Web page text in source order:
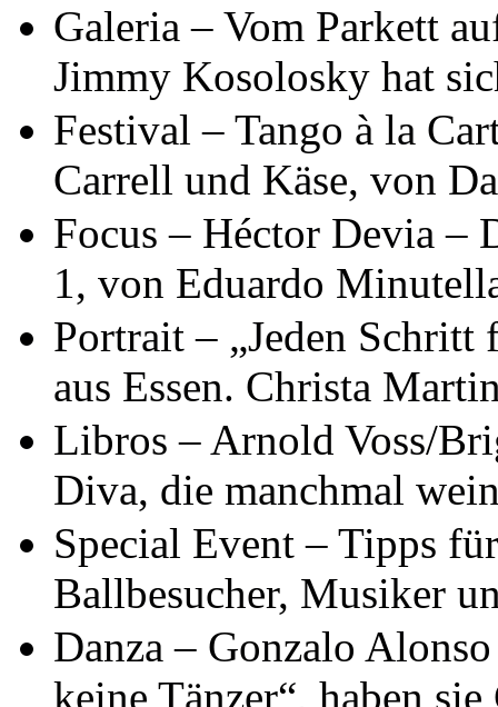
Galeria – Vom Parkett
Jimmy Kosolosky hat
Festival – Tango à la
Carrell und Käse, von
Focus – Héctor Devia –
1, von Eduardo
Portrait – „Jeden
aus Essen. Christa
Libros – Arnold Voss/
Diva, die manchmal
Special Event – Tipps
Ballbesucher, Musiker
Danza – Gonzalo
keine Tänzer“, haben